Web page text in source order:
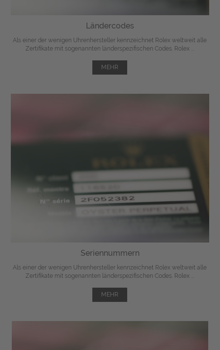
Ländercodes
Als einer der wenigen Uhrenhersteller kennzeichnet Rolex weltweit alle
Zertifikate mit sogenannten länderspezifischen Codes. Rolex ...
MEHR
Seriennummern
Als einer der wenigen Uhrenhersteller kennzeichnet Rolex weltweit alle
Zertifikate mit sogenannten länderspezifischen Codes. Rolex ...
MEHR